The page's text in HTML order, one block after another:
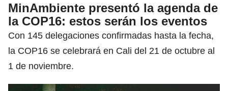
MinAmbiente presentó la agenda de
la COP16: estos serán los eventos
Con 145 delegaciones confirmadas hasta la fecha,
la COP16 se celebrará en Cali del 21 de octubre al
1 de noviembre.